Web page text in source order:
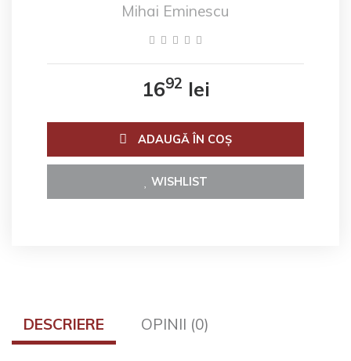
Mihai Eminescu
1692 lei
ADAUGĂ ÎN COŞ
WISHLIST
DESCRIERE OPINII (0)